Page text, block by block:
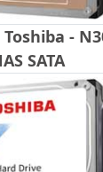
Toshiba -
SATA